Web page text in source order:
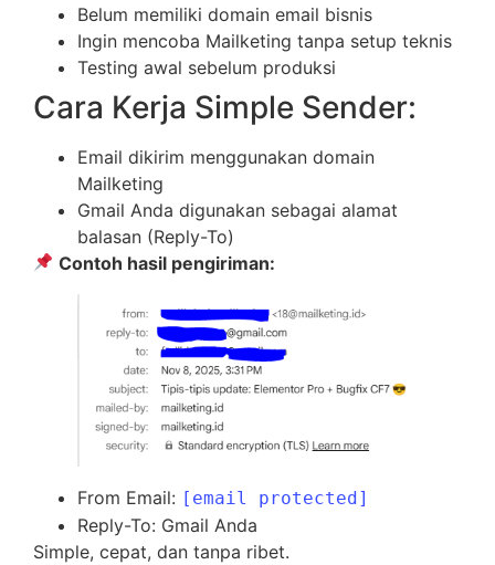
Belum memiliki domain email bisnis
Ingin mencoba Mailketing tanpa setup teknis
Testing awal sebelum produksi
Cara Kerja Simple Sender:
Email dikirim menggunakan domain
Mailketing
Gmail Anda digunakan sebagai alamat
balasan (Reply-To)
Contoh hasil pengiriman:
From Email: [email protected]
Reply-To: Gmail Anda
Simple, cepat, dan tanpa ribet.